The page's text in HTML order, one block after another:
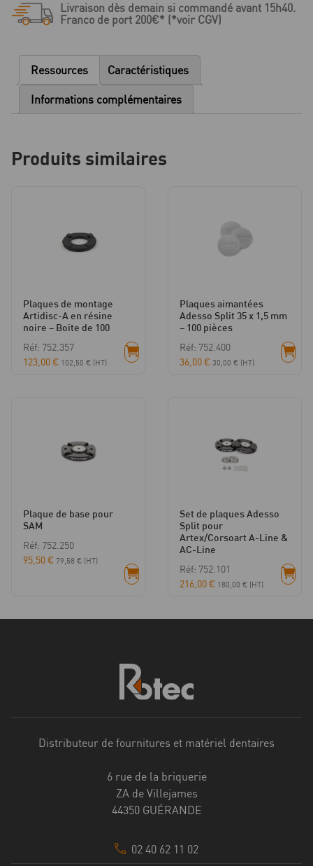
plaque
galvanisé
35X1.5
-
Pièces
Livraison dès demain si commandé avant 15h40.
Franco de port 200€* (*voir CGV)
Ressources Caractéristiques
Informations complémentaires
Produits similaires
Plaques de montage
Artidisc-A en résine
noire – Boite de 100
Réf: 752.357
123,00€ 102,50 € (HT)
Plaques aimantées
Adesso Split 35 x 1,5 mm
– 100 pièces
Réf: 752.400
36,00€ 30,00 € (HT)
Plaque de base pour
SAM
Réf: 752.250
95,50€ 79,58 € (HT)
Set de plaques Adesso
Split pour
Artex/Corsoart A-Line &
AC-Line
Réf: 752.101
216,00€ 180,00 € (HT)
Distributeur de fournitures et matériel dentaires
6 rue de la briquerie
ZA de Villejames
44350 GUÉRANDE
02 40 62 11 02